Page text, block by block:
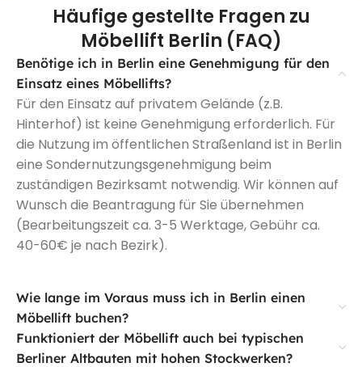
Häufige gestellte Fragen zu
Möbellift Berlin (FAQ)
Benötige ich in Berlin eine Genehmigung für den
Einsatz eines Möbellifts?
Für den Einsatz auf privatem Gelände (z.B.
Hinterhof) ist keine Genehmigung erforderlich. Für
die Nutzung im öffentlichen Straßenland ist in Berlin
eine Sondernutzungsgenehmigung beim
zuständigen Bezirksamt notwendig. Wir können auf
Wunsch die Beantragung für Sie übernehmen
(Bearbeitungszeit ca. 3-5 Werktage, Gebühr ca.
40-60€ je nach Bezirk).
Wie lange im Voraus muss ich in Berlin einen
Möbellift buchen?
Funktioniert der Möbellift auch bei typischen
Berliner Altbauten mit hohen Stockwerken?